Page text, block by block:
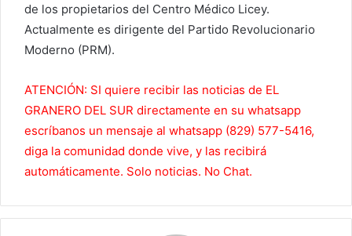
de los propietarios del Centro Médico Licey.
Actualmente es dirigente del Partido Revolucionario
Moderno (PRM).
ATENCIÓN: SI quiere recibir las noticias de EL
GRANERO DEL SUR directamente en su whatsapp
escríbanos un mensaje al whatsapp (829) 577-5416,
diga la comunidad donde vive, y las recibirá
automáticamente. Solo noticias. No Chat.